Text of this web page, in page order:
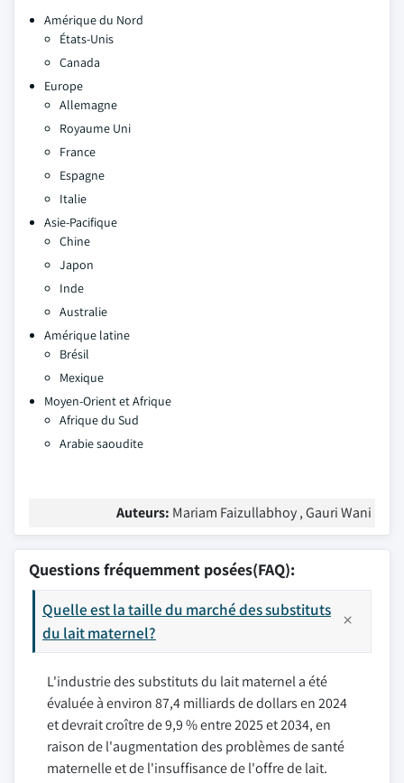
Amérique du Nord
États-Unis
Canada
Europe
Allemagne
Royaume Uni
France
Espagne
Italie
Asie-Pacifique
Chine
Japon
Inde
Australie
Amérique latine
Brésil
Mexique
Moyen-Orient et Afrique
Afrique du Sud
Arabie saoudite
Auteurs: Mariam Faizullabhoy , Gauri Wani
Questions fréquemment posées(FAQ):
Quelle est la taille du marché des substituts
du lait maternel?
L'industrie des substituts du lait maternel a été
évaluée à environ 87,4 milliards de dollars en 2024
et devrait croître de 9,9 % entre 2025 et 2034, en
raison de l'augmentation des problèmes de santé
maternelle et de l'insuffisance de l'offre de lait.